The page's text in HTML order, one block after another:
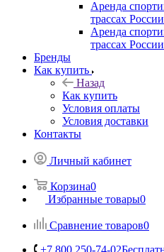
Аренда
трассах
Аренда
трассах
Бренды
Как купить
Назад
Как купить
Условия оплаты
Условия доставки
Контакты
Личный кабинет
Корзина0
Избранные товары0
Сравнение товаров0
+7 800 250-74-02